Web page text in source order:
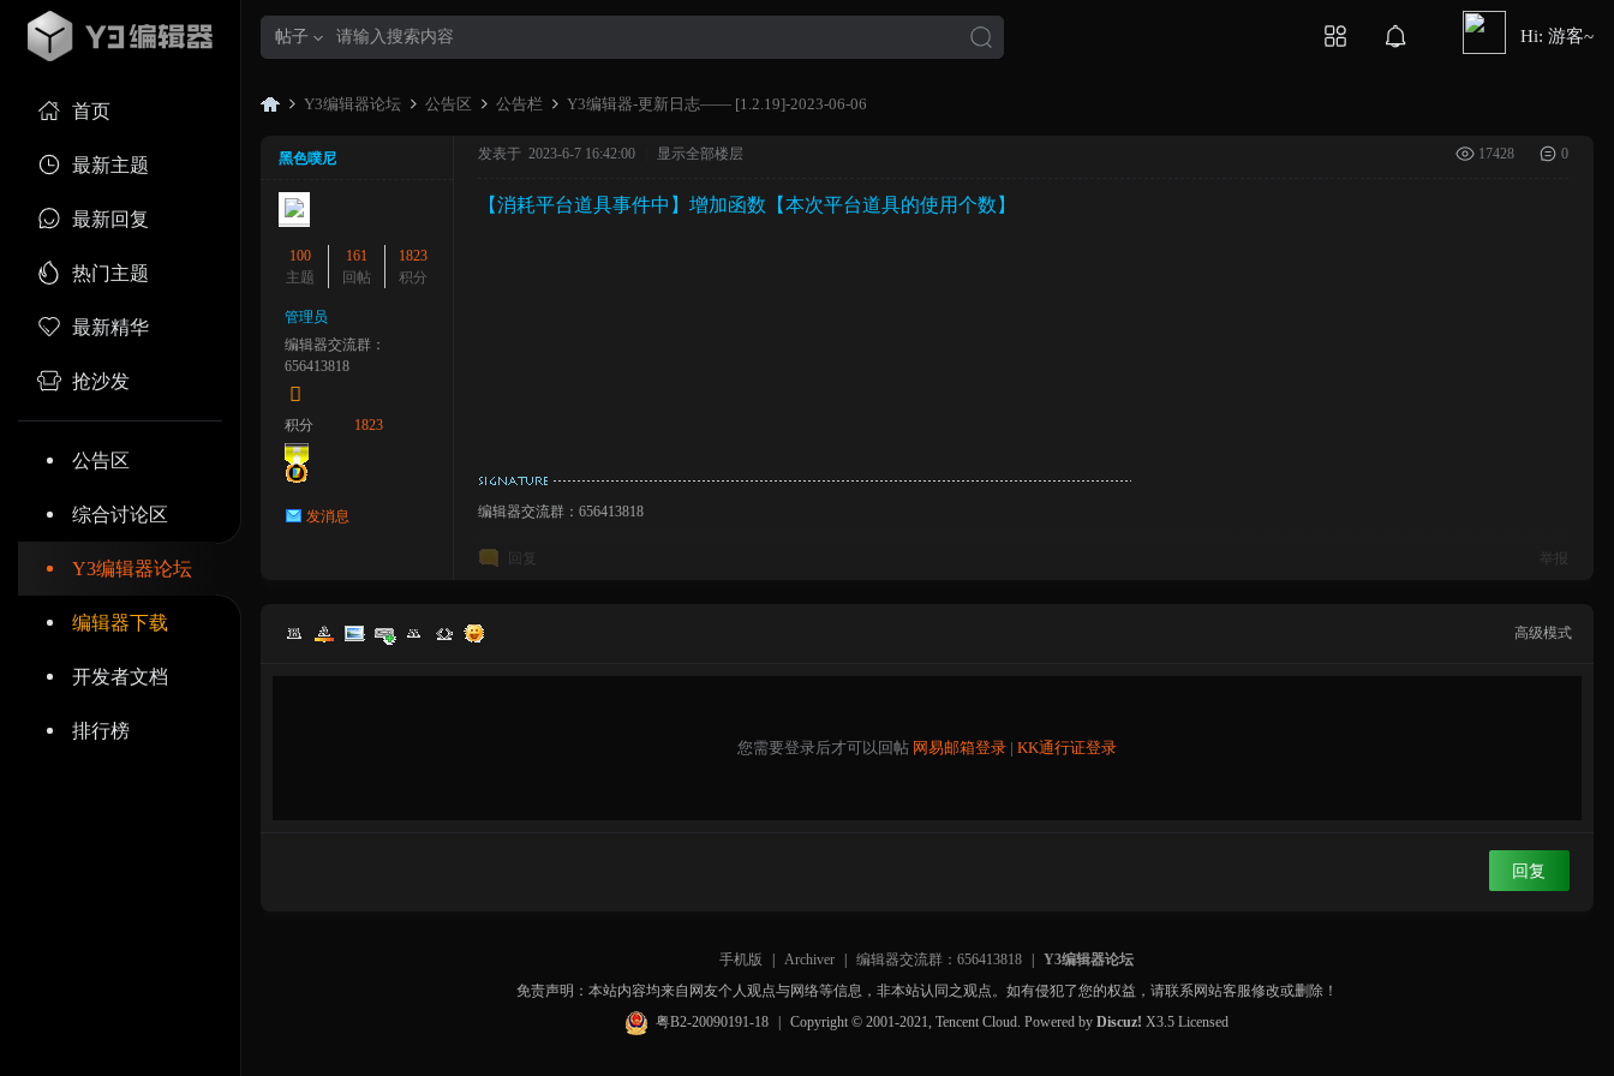
首页
最新主题
最新回复
热门主题
最新精华
抢沙发
公告区
综合讨论区
Y3编辑器论坛
编辑器下载
开发者文档
排行榜
帖子 Hi: 游客~
»
Y3编辑器论坛 公告区 公告栏
›
Y3编辑器-更新日志—— [1.2.19]-2023-06-06
黑色噗尼
100
主题
161
回帖
1823
积分
管理员
编辑器交流群：
656413818
积分 1823
发消息
发表于 2023-6-7 16:42:00 显示全部楼层 17428 0
【消耗平台道具事件中】增加函数【本次平台道具的使用个数】
编辑器交流群：656413818
回复 举报
高级模式
您需要登录后才可以回帖 网易邮箱登录| KK通行证登录
回复
手机版 Archiver 编辑器交流群：656413818
Y3编辑器论坛
免责声明：本站内容均来自网友个人观点与网络等信息，非本站认同之观点。如有侵犯了您的权益，请联系网站客服修改或删除！
粤B2-20090191-18
Copyright © 2001-2021, Tencent Cloud. Powered byDiscuz! X3.5 Licensed